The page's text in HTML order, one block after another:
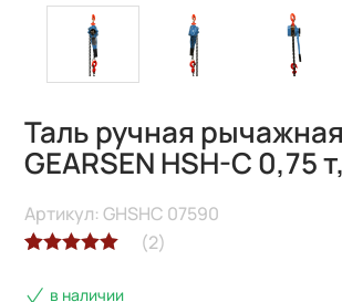
Таль ручная рычажная
GEARSEN HSH-C 0,75
5.00из 5 на
(2)
Артикул: GHSHC 07590
в наличии